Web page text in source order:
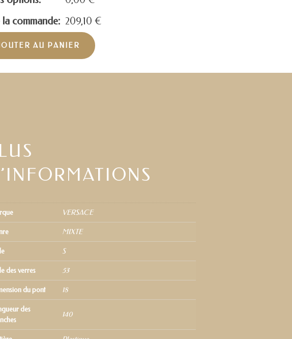
commande: 209,10 €
AU PANIER
VERSACE
MIXTE
S
des verres 53
du pont 18
des
140